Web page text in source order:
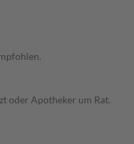
oder Apotheker um Rat.